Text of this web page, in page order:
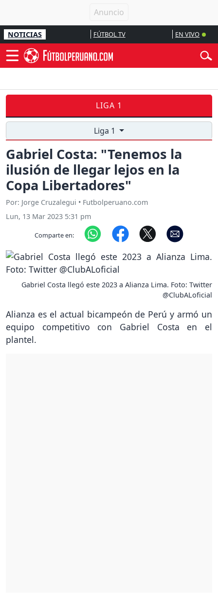
NOTICIAS FÚTBOL TV EN VIVO
LIGA 1
Liga 1
Gabriel Costa: "Tenemos la
ilusión de llegar lejos en la
Copa Libertadores"
Por: Jorge Cruzalegui • Futbolperuano.com
Lun, 13 Mar 2023 5:31 pm
Comparte en:
Gabriel Costa llegó este 2023 a Alianza Lima. Foto: Twitter
@ClubALoficial
Alianza es el actual bicampeón de Perú y armó un
equipo competitivo con Gabriel Costa en el
plantel.